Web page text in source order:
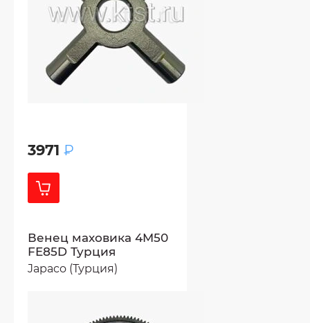
3971 ₽
Венец маховика 4M50
FE85D Турция
Japaco (Турция)